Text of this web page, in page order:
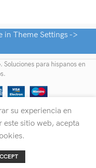
in Theme Settings ->
. Soluciones para hispanos en
su experiencia en
este sitio web, acepta